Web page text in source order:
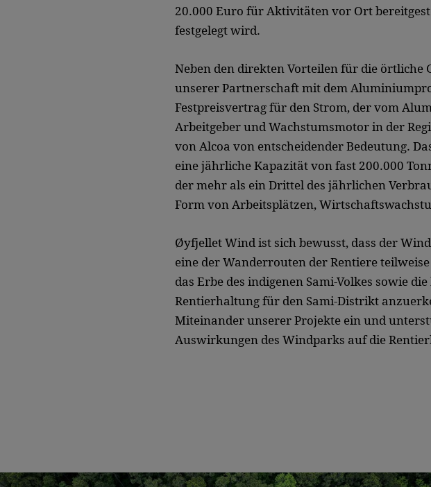
20.000 Euro für Aktivitäten vor Ort
festgelegt wird.
Neben den direkten Vorteilen für die örtliche
unserer Partnerschaft mit dem
Festpreisvertrag für den Strom, der vom
Arbeitgeber und Wachstumsmotor in der
von Alcoa von entscheidender Bedeutung.
eine jährliche Kapazität von fast 200.000
der mehr als ein Drittel des jährlichen
Form von Arbeitsplätzen,
Øyfjellet Wind ist sich bewusst, dass der
eine der Wanderrouten der Rentiere
das Erbe des indigenen Sami-Volkes sowie
Rentierhaltung für den Sami-Distrikt
Miteinander unserer Projekte ein und
Auswirkungen des Windparks auf die